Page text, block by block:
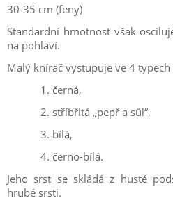
30-35 cm (feny)
Standardní hmotnost však
na pohlaví.
Malý knírač vystupuje ve 4 typech
1. černá,
2. stříbřitá „pepř a sůl“,
3. bílá,
4. černo-bílá.
Jeho srst se skládá z husté
hrubé srsti.